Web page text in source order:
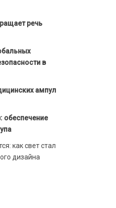
речь
в
ампул
обеспечение
как свет стал
дизайна